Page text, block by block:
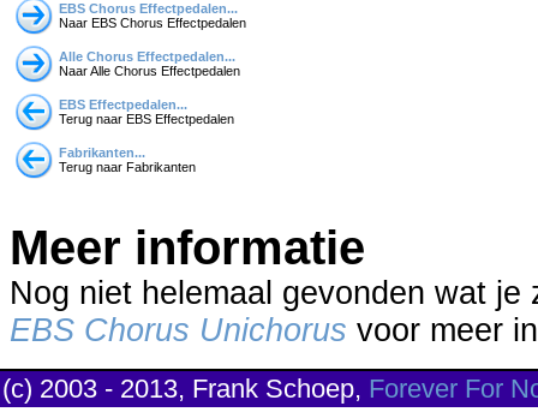
EBS Chorus Effectpedalen...
Naar EBS Chorus Effectpedalen
Alle Chorus Effectpedalen...
Naar Alle Chorus Effectpedalen
EBS Effectpedalen...
Terug naar EBS Effectpedalen
Fabrikanten...
Terug naar Fabrikanten
Meer informatie
Nog niet helemaal gevonden wat
EBS Chorus Unichorus voor meer
(c) 2003 - 2013, Frank Schoep, Forever For